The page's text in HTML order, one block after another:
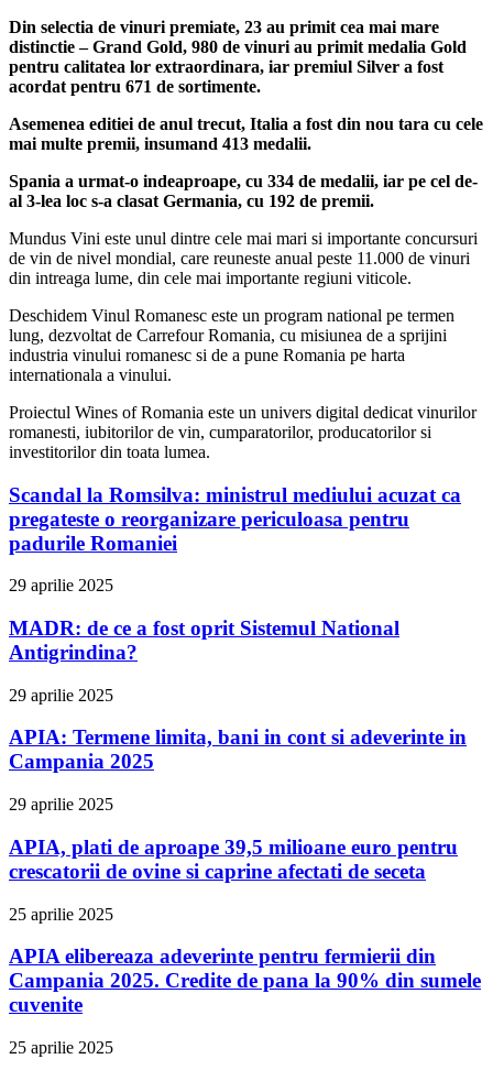
Din selectia de vinuri premiate, 23 au primit cea mai mare
distinctie – Grand Gold, 980 de vinuri au primit medalia Gold
pentru calitatea lor extraordinara, iar premiul Silver a fost
acordat pentru 671 de sortimente.
Asemenea editiei de anul trecut, Italia a fost din nou tara cu cele
mai multe premii, insumand 413 medalii.
Spania a urmat-o indeaproape, cu 334 de medalii, iar pe cel de-
al 3-lea loc s-a clasat Germania, cu 192 de premii.
Mundus Vini este unul dintre cele mai mari si importante concursuri
de vin de nivel mondial, care reuneste anual peste 11.000 de vinuri
din intreaga lume, din cele mai importante regiuni viticole.
Deschidem Vinul Romanesc este un program national pe termen
lung, dezvoltat de Carrefour Romania, cu misiunea de a sprijini
industria vinului romanesc si de a pune Romania pe harta
internationala a vinului.
Proiectul Wines of Romania este un univers digital dedicat vinurilor
romanesti, iubitorilor de vin, cumparatorilor, producatorilor si
investitorilor din toata lumea.
Scandal la Romsilva: ministrul mediului acuzat ca
pregateste o reorganizare periculoasa pentru
padurile Romaniei
29 aprilie 2025
MADR: de ce a fost oprit Sistemul National
Antigrindina?
29 aprilie 2025
APIA: Termene limita, bani in cont si adeverinte in
Campania 2025
29 aprilie 2025
APIA, plati de aproape 39,5 milioane euro pentru
crescatorii de ovine si caprine afectati de seceta
25 aprilie 2025
APIA elibereaza adeverinte pentru fermierii din
Campania 2025. Credite de pana la 90% din sumele
cuvenite
25 aprilie 2025